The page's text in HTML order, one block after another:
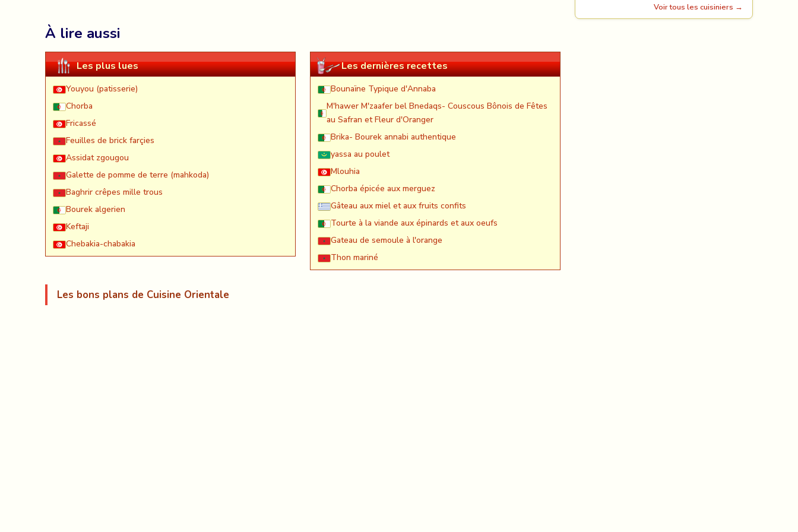
À lire aussi
Les plus lues
Youyou (patisserie)
Chorba
Fricassé
Feuilles de brick farçies
Assidat zgougou
Galette de pomme de terre (mahkoda)
Baghrir crêpes mille trous
Bourek algerien
Keftaji
Chebakia-chabakia
Les dernières recettes
Bounaïne Typique d'Annaba
M'hawer M'zaafer bel Bnedaqs- Couscous Bônois de Fêtes
au Safran et Fleur d'Oranger
Brika- Bourek annabi authentique
yassa au poulet
Mlouhia
Chorba épicée aux merguez
Gâteau aux miel et aux fruits confits
Tourte à la viande aux épinards et aux oeufs
Gateau de semoule à l'orange
Thon mariné
Les bons plans de Cuisine Orientale
Voir tous les cuisiniers →